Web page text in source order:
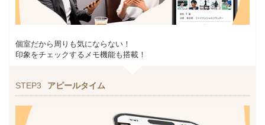
個室だから周りも気にならない！
印象をチェックするメモ機能も搭載！
STEP3 アピールタイム